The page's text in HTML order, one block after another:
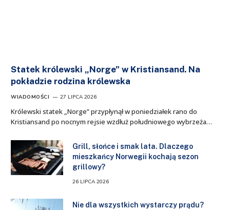
Statek królewski „Norge” w Kristiansand. Na
pokładzie rodzina królewska
WIADOMOŚCI 27 LIPCA 2026
Królewski statek „Norge” przypłynął w poniedziałek rano do
Kristiansand po nocnym rejsie wzdłuż południowego wybrzeża…
Grill, słońce i smak lata. Dlaczego
mieszkańcy Norwegii kochają sezon
grillowy?
26 LIPCA 2026
Nie dla wszystkich wystarczy prądu?